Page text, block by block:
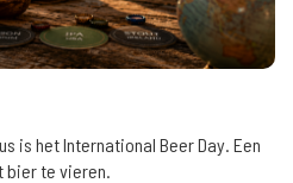
is het International Beer Day. Een
te vieren.